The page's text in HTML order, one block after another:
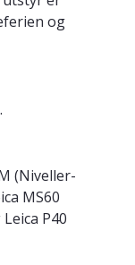
og
(Niveller-
MS60
P40